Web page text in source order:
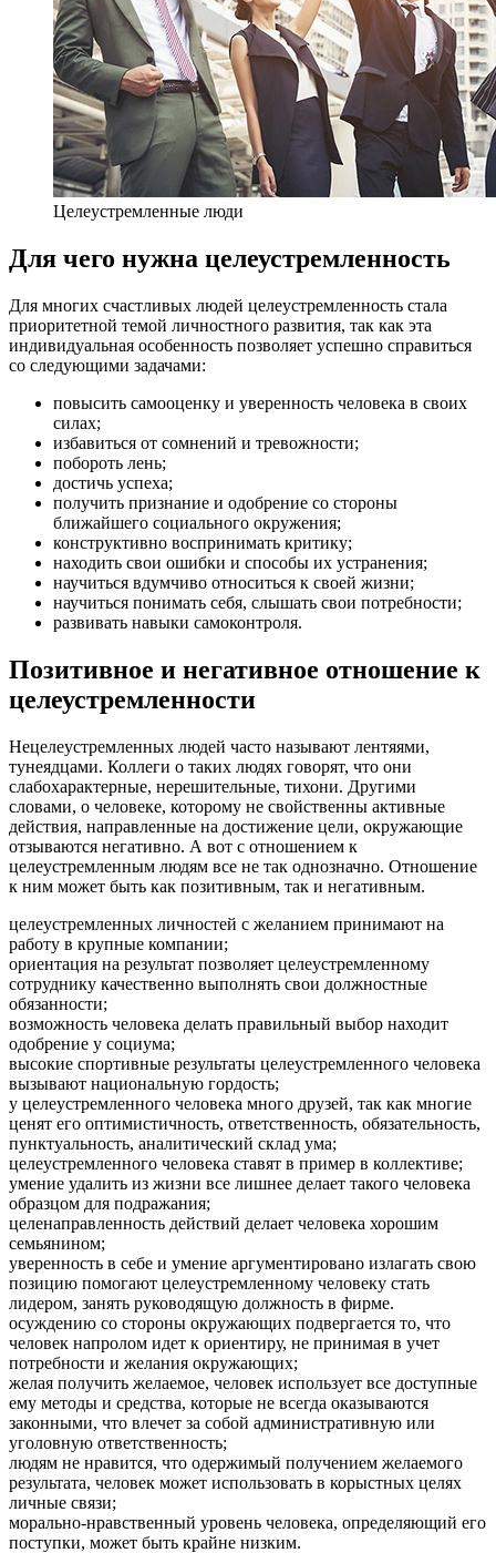
Целеустремленные люди
Для чего нужна целеустремленность
Для многих счастливых людей целеустремленность стала
приоритетной темой личностного развития, так как эта
индивидуальная особенность позволяет успешно справиться
со следующими задачами:
повысить самооценку и уверенность человека в своих
силах;
избавиться от сомнений и тревожности;
побороть лень;
достичь успеха;
получить признание и одобрение со стороны
ближайшего социального окружения;
конструктивно воспринимать критику;
находить свои ошибки и способы их устранения;
научиться вдумчиво относиться к своей жизни;
научиться понимать себя, слышать свои потребности;
развивать навыки самоконтроля.
Позитивное и негативное отношение к
целеустремленности
Нецелеустремленных людей часто называют лентяями,
тунеядцами. Коллеги о таких людях говорят, что они
слабохарактерные, нерешительные, тихони. Другими
словами, о человеке, которому не свойственны активные
действия, направленные на достижение цели, окружающие
отзываются негативно. А вот с отношением к
целеустремленным людям все не так однозначно. Отношение
к ним может быть как позитивным, так и негативным.
целеустремленных личностей с желанием принимают на
работу в крупные компании;
ориентация на результат позволяет целеустремленному
сотруднику качественно выполнять свои должностные
обязанности;
возможность человека делать правильный выбор находит
одобрение у социума;
высокие спортивные результаты целеустремленного человека
вызывают национальную гордость;
у целеустремленного человека много друзей, так как многие
ценят его оптимистичность, ответственность, обязательность,
пунктуальность, аналитический склад ума;
целеустремленного человека ставят в пример в коллективе;
умение удалить из жизни все лишнее делает такого человека
образцом для подражания;
целенаправленность действий делает человека хорошим
семьянином;
уверенность в себе и умение аргументировано излагать свою
позицию помогают целеустремленному человеку стать
лидером, занять руководящую должность в фирме.
осуждению со стороны окружающих подвергается то, что
человек напролом идет к ориентиру, не принимая в учет
потребности и желания окружающих;
желая получить желаемое, человек использует все доступные
ему методы и средства, которые не всегда оказываются
законными, что влечет за собой административную или
уголовную ответственность;
людям не нравится, что одержимый получением желаемого
результата, человек может использовать в корыстных целях
личные связи;
морально-нравственный уровень человека, определяющий его
поступки, может быть крайне низким.